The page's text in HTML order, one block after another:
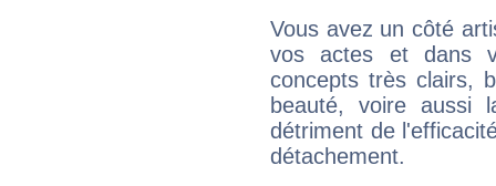
Vous avez un côté
vos actes et dans
concepts très clairs,
beauté, voire aussi
détriment de
détachement.